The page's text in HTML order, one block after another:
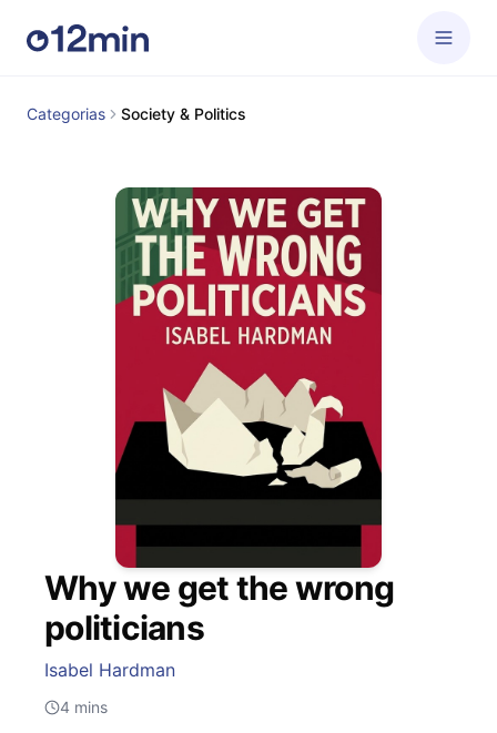
Categorias Society & Politics
Why we get the wrong
politicians
Isabel Hardman
4 mins